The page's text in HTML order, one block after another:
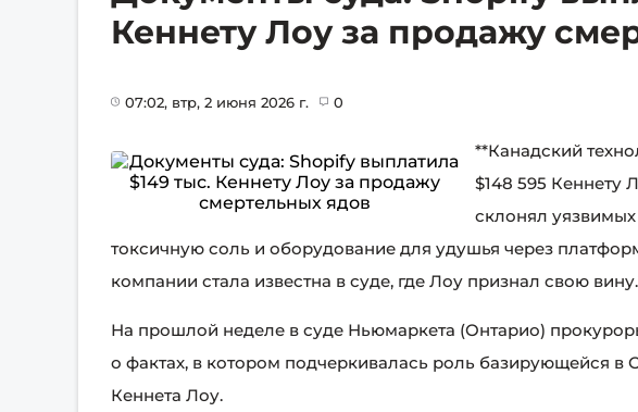
Кеннету Лоу за продажу
07:02, втр, 2 июня 2026 г. 0
**Канадский
$148 595
склонял
токсичную соль и оборудование для удушья через
компании стала известна в суде, где Лоу признал свою
На прошлой неделе в суде Ньюмаркета (Онтарио)
о фактах, в котором подчеркивалась роль базирующейся в
Кеннета Лоу.